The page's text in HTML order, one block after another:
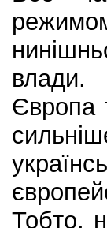
влади.
Європа
Тобто,